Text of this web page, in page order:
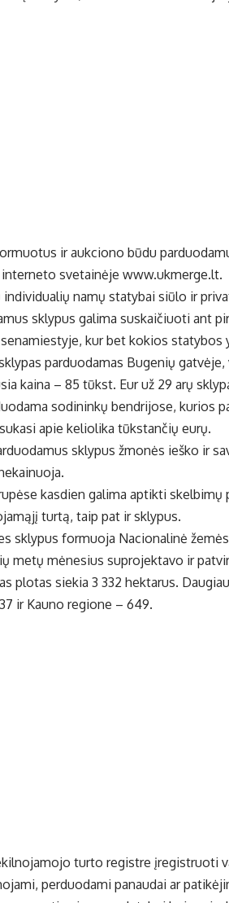
ir aukciono būdu
svetainėje www.ukmerge.lt.
individualių namų statybai siūlo ir
sklypus galima suskaičiuoti ant
kur bet kokios statybos
parduodamas Bugenių
kaina – 85 tūkst. Eur už 29 arų
sodininkų bendrijose, kurios
apie keliolika tūkstančių eurų.
sklypus žmonės ieško ir
kasdien galima aptikti skelbimų
turtą, taip pat ir sklypus.
sklypus formuoja Nacionalinė
metų mėnesius suprojektavo ir
plotas siekia 3 332 hektarus.
ir Kauno regione – 649.
turto registre įregistruoti
perduodami panaudai ar